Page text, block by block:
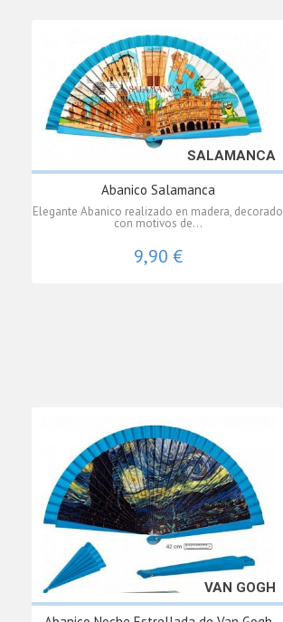
SALAMANCA
Abanico Salamanca
Elegante Abanico realizado en madera, decorado
con motivos de...
9,90 €
VAN GOGH